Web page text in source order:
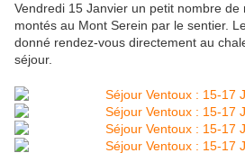
Vendredi 15 Janvier un petit nombre de
montés au Mont Serein par le sentier.
donné rendez-vous directement au
séjour.